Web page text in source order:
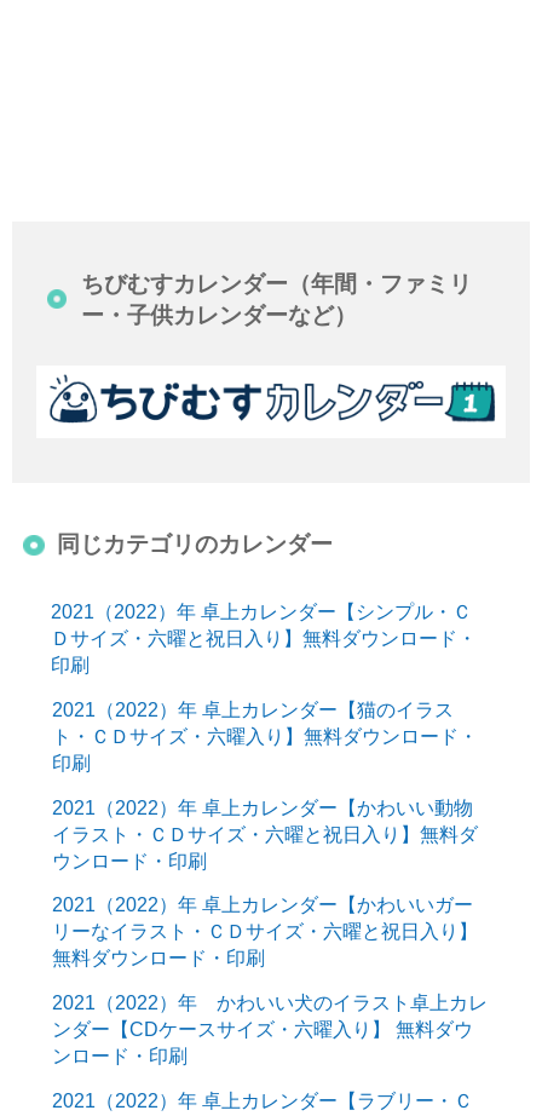
ちびむすカレンダー（年間・ファミリ
ー・子供カレンダーなど）
同じカテゴリのカレンダー
2021（2022）年 卓上カレンダー【シンプル・Ｃ
Ｄサイズ・六曜と祝日入り】無料ダウンロード・
印刷
2021（2022）年 卓上カレンダー【猫のイラス
ト・ＣＤサイズ・六曜入り】無料ダウンロード・
印刷
2021（2022）年 卓上カレンダー【かわいい動物
イラスト・ＣＤサイズ・六曜と祝日入り】無料ダ
ウンロード・印刷
2021（2022）年 卓上カレンダー【かわいいガー
リーなイラスト・ＣＤサイズ・六曜と祝日入り】
無料ダウンロード・印刷
2021（2022）年 かわいい犬のイラスト卓上カレ
ンダー【CDケースサイズ・六曜入り】 無料ダウ
ンロード・印刷
2021（2022）年 卓上カレンダー【ラブリー・Ｃ